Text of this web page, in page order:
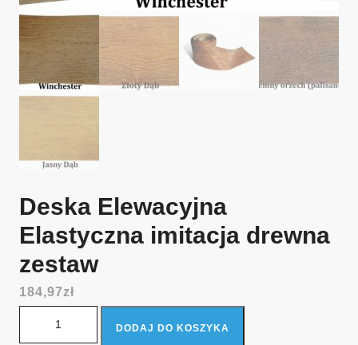
Deska Elewacyjna
Elastyczna imitacja drewna
zestaw
184,97zł
DODAJ DO KOSZYKA